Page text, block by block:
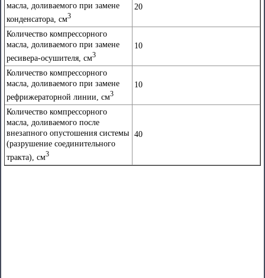
масла, доливаемого при замене
конденсатора, см3
20
Количество компрессорного
масла, доливаемого при замене
ресивера-осушителя, см3
10
Количество компрессорного
масла, доливаемого при замене
рефрижераторной линии, см3
10
Количество компрессорного
масла, доливаемого после
внезапного опустошения системы
(разрушение соединительного
тракта), см3
40